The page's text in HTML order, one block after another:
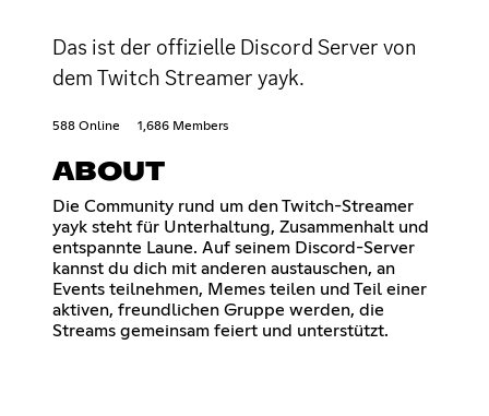
Das ist der offizielle Discord Server von
dem Twitch Streamer yayk.
588 Online 1,686 Members
ABOUT
Die Community rund um den Twitch-Streamer
yayk steht für Unterhaltung, Zusammenhalt und
entspannte Laune. Auf seinem Discord-Server
kannst du dich mit anderen austauschen, an
Events teilnehmen, Memes teilen und Teil einer
aktiven, freundlichen Gruppe werden, die
Streams gemeinsam feiert und unterstützt.